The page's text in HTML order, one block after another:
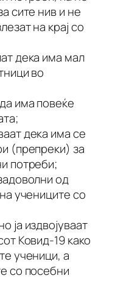
сите нив и не
на крај со
дека има мал
во
има повеќе
дека има се
(препреки) за
потреби;
од
учениците со
ја издвојуваат
Ковид-19 како
ученици, а
со посебни